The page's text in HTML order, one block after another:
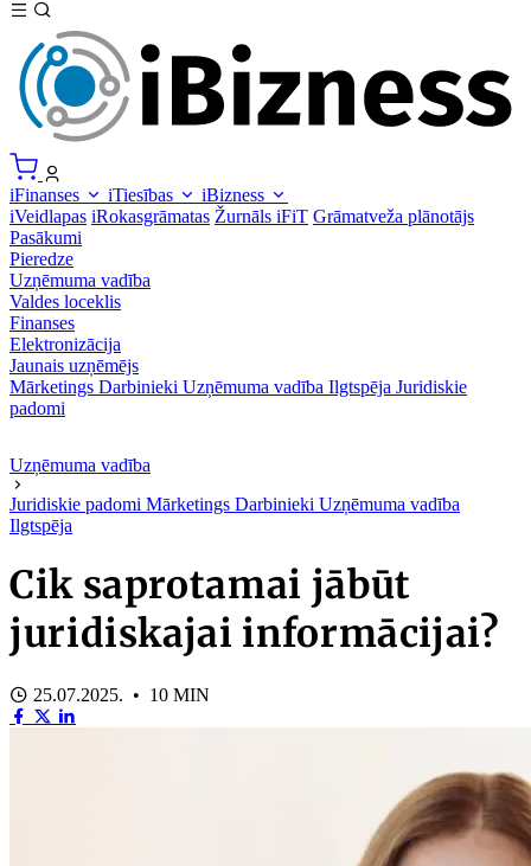
iFinanses iTiesības
iBizness
iVeidlapas iRokasgrāmatas Žurnāls iFiT Grāmatveža plānotājs
Pasākumi
Pieredze
Uzņēmuma vadība
Valdes loceklis
Finanses
Elektronizācija
Jaunais uzņēmējs
Mārketings Darbinieki Uzņēmuma vadība Ilgtspēja Juridiskie
padomi
Uzņēmuma vadība
Juridiskie padomi Mārketings Darbinieki Uzņēmuma vadība
Ilgtspēja
Cik saprotamai jābūt
juridiskajai informācijai?
25.07.2025. • 10 MIN